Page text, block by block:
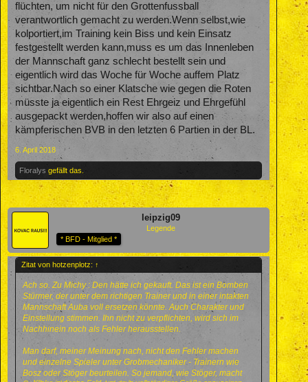
flüchten, um nicht für den Grottenfussball
verantwortlich gemacht zu werden.Wenn selbst,wie
kolportiert,im Training kein Biss und kein Einsatz
festgestellt werden kann,muss es um das Innenleben
der Mannschaft ganz schlecht bestellt sein und
eigentlich wird das Woche für Woche auffem Platz
sichtbar.Nach so einer Klatsche wie gegen die Roten
müsste ja eigentlich ein Rest Ehrgeiz und Ehrgefühl
ausgepackt werden,hoffen wir also auf einen
kämpferischen BVB in den letzten 6 Partien in der BL.
6. April 2018
Floralys gefällt das.
leipzig09
Legende
* BFD - Mitglied *
Zitat von hotzenplotz: ↑
Ach so. Zu Michy : Den hätte ich gekauft. Das ist ein Bomben
Stürmer, der unter dem richtigen Trainer und in einer intakten
Mannschaft Auba voll ersetzen könnte. Auch Charakter und
Einstellung stimmen. Ihn nicht zu verpflichten, wird sich im
Nachhinein noch als Fehler herausstellen.
Man darf, meiner Meinung nach, nicht den Fehler machen
und einzelne Spieler unter Grobmechaniker - Trainern wie
Bosz oder Stöger beurteilen. So jemand, wie Stöger, macht